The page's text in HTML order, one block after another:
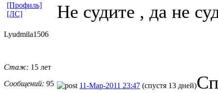
Не судите , да не
[Профиль]
[ЛС]
Lyudmila1506
Стаж: 15 лет
Сообщений: 95 11-Мар-2011 23:47 (спустя 13 дней)